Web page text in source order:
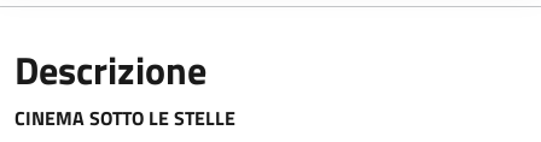
Descrizione
CINEMA SOTTO LE STELLE